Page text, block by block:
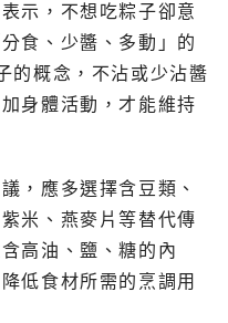
示，不想吃粽子卻意
食、少醬、多動」的
的概念，不沾或少沾醬
身體活動，才能維持
，應多選擇含豆類、
米、燕麥片等替代傳
高油、鹽、糖的內
低食材所需的烹調用